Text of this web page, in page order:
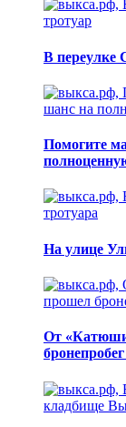
В переулке
Помогите
На улице
От